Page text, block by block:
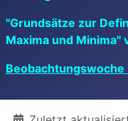
"Grundsätze zur
Maxima und Minima"
Beobachtungswoche